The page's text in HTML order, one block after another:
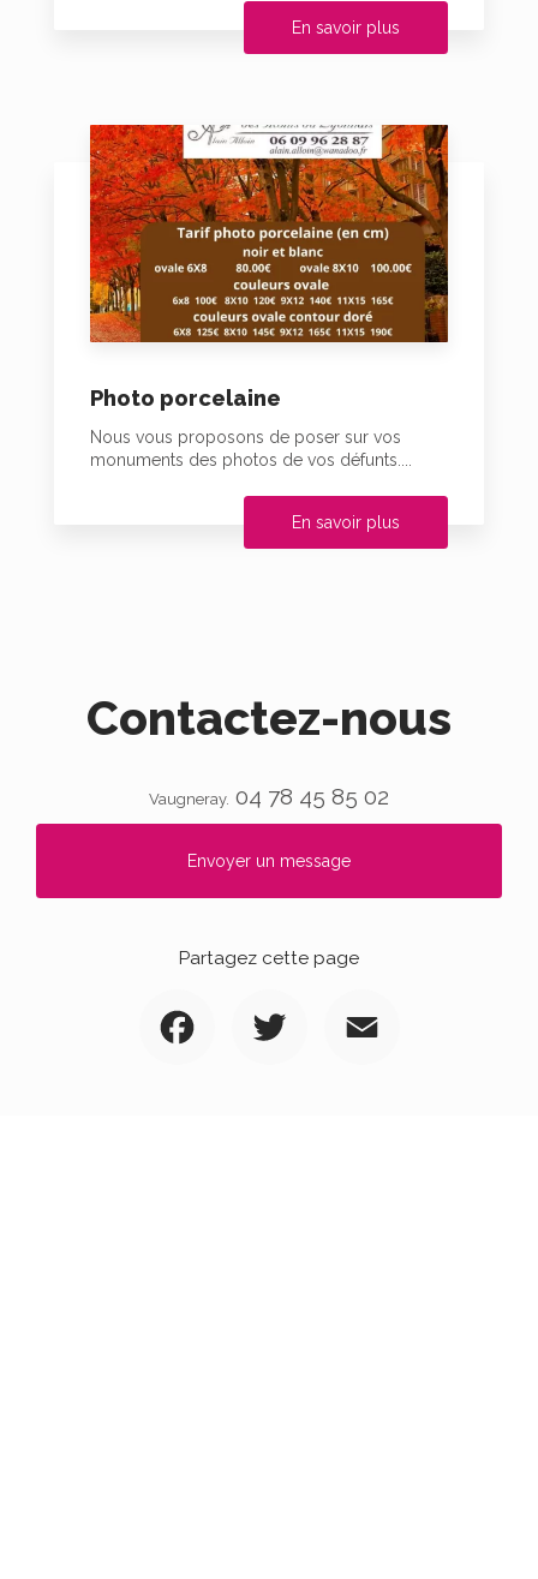
En savoir plus
Photo porcelaine
Nous vous proposons de poser sur vos
monuments des photos de vos défunts....
En savoir plus
Contactez-nous
Vaugneray. 04 78 45 85 02
Envoyer un message
Partagez cette page